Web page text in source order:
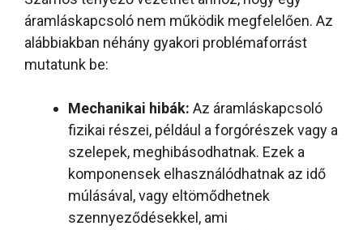
áramláskapcsoló nem működik megfelelően. Az
alábbiakban néhány gyakori problémaforrást
mutatunk be:
Mechanikai hibák: Az áramláskapcsoló
fizikai részei, például a forgórészek vagy a
szelepek, meghibásodhatnak. Ezek a
komponensek elhasználódhatnak az idő
múlásával, vagy eltömődhetnek
szennyeződésekkel, ami